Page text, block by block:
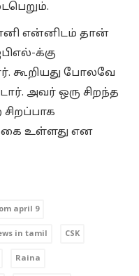
என்னிடம் தான்
க்கு
கூறியது போலவே
அவர் ஒரு சிறந்த
உள்ளது என
april 9
in tamil CSK
Raina